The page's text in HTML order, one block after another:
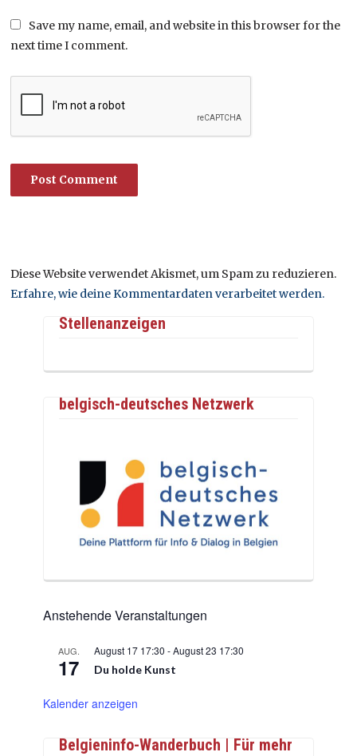
Save my name, email, and website in this browser for the
next time I comment.
Diese Website verwendet Akismet, um Spam zu reduzieren.
Erfahre, wie deine Kommentardaten verarbeitet werden.
Stellenanzeigen
belgisch-deutsches Netzwerk
Anstehende Veranstaltungen
AUG.
17
August 17 17:30 -August 23 17:30
Du holde Kunst
Kalender anzeigen
Belgieninfo-Wanderbuch | Für mehr